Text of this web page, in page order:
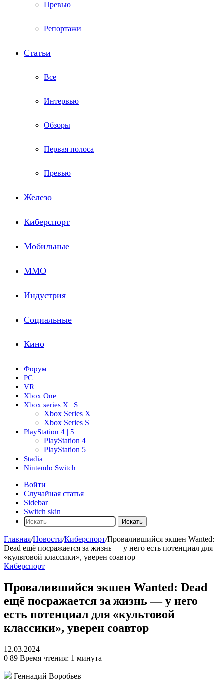
Превью
Репортажи
Статьи
Все
Интервью
Обзоры
Первая полоса
Превью
Железо
Киберспорт
Мобильные
ММО
Индустрия
Социальные
Кино
Форум
PC
VR
Xbox One
Xbox series X | S
Xbox Series X
Xbox Series S
PlayStation 4 | 5
PlayStation 4
PlayStation 5
Stadia
Nintendo Switch
Войти
Случайная статья
Sidebar
Switch skin
Искать
Главная/Новости/Киберспорт/Провалившийся экшен Wanted:
Dead ещё посражается за жизнь — у него есть потенциал для
«культовой классики», уверен соавтор
Киберспорт
Провалившийся экшен Wanted: Dead
ещё посражается за жизнь — у него
есть потенциал для «культовой
классики», уверен соавтор
12.03.2024
0 89 Время чтения: 1 минута
Геннадий Воробьев